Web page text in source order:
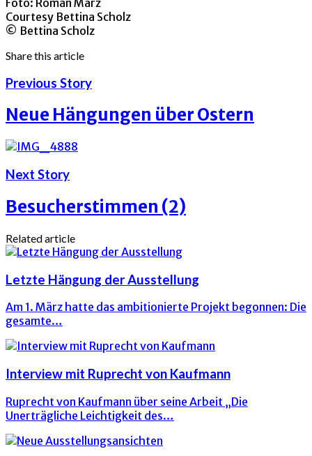
Courtesy Bettina Scholz
© Bettina Scholz
Share this article
Previous Story
Neue Hängungen über Ostern
Next Story
Besucherstimmen (2)
Related article
Letzte Hängung der Ausstellung
Am 1. März hatte das ambitionierte Projekt begonnen: Die
gesamte…
Interview mit Ruprecht von Kaufmann
Ruprecht von Kaufmann über seine Arbeit „Die
Unerträgliche Leichtigkeit des…